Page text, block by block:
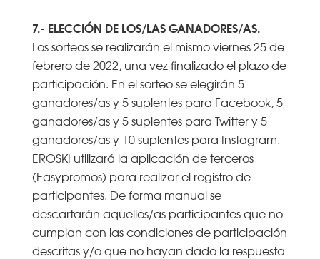
7.- ELECCIÓN DE LOS/LAS GANADORES/AS.
Los sorteos se realizarán el mismo viernes 25 de
febrero de 2022, una vez finalizado el plazo de
participación. En el sorteo se elegirán 5
ganadores/as y 5 suplentes para Facebook, 5
ganadores/as y 5 suplentes para Twitter y 5
ganadores/as y 10 suplentes para Instagram.
EROSKI utilizará la aplicación de terceros
(Easypromos) para realizar el registro de
participantes. De forma manual se
descartarán aquellos/as participantes que no
cumplan con las condiciones de participación
descritas y/o que no hayan dado la respuesta